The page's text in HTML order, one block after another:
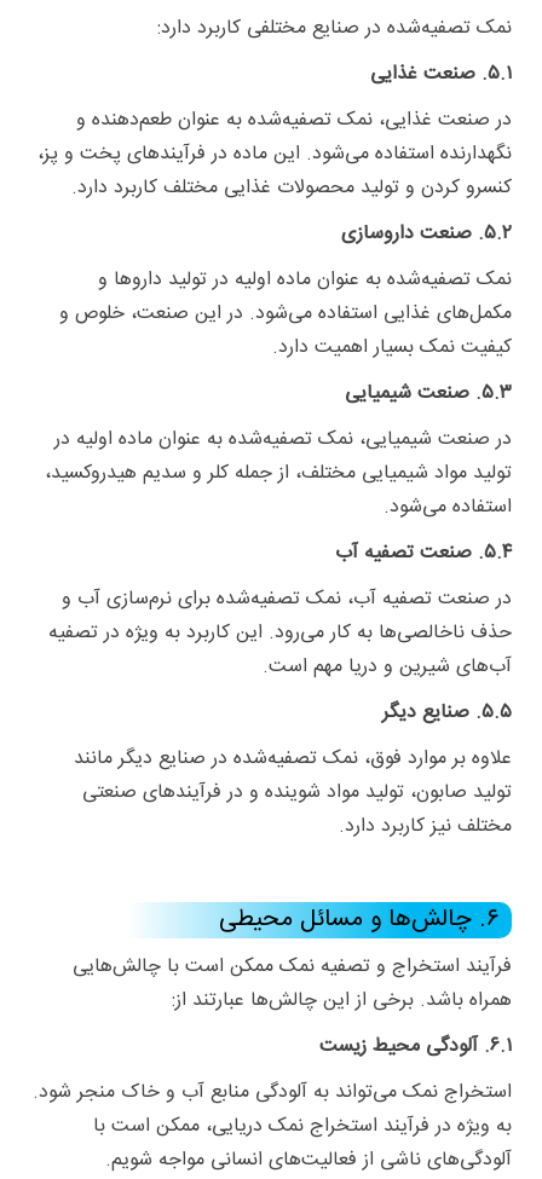
نمک تصفیه‌شده در صنایع مختلفی کاربرد دارد:
۵.۱. صنعت غذایی
در صنعت غذایی، نمک تصفیه‌شده به عنوان طعم‌دهنده و
نگهدارنده استفاده می‌شود. این ماده در فرآیندهای پخت و پز،
کنسرو کردن و تولید محصولات غذایی مختلف کاربرد دارد.
۵.۲. صنعت داروسازی
نمک تصفیه‌شده به عنوان ماده اولیه در تولید داروها و
مکمل‌های غذایی استفاده می‌شود. در این صنعت، خلوص و
کیفیت نمک بسیار اهمیت دارد.
۵.۳. صنعت شیمیایی
در صنعت شیمیایی، نمک تصفیه‌شده به عنوان ماده اولیه در
تولید مواد شیمیایی مختلف، از جمله کلر و سدیم هیدروکسید،
استفاده می‌شود.
۵.۴. صنعت تصفیه آب
در صنعت تصفیه آب، نمک تصفیه‌شده برای نرم‌سازی آب و
حذف ناخالصی‌ها به کار می‌رود. این کاربرد به ویژه در تصفیه
آب‌های شیرین و دریا مهم است.
۵.۵. صنایع دیگر
علاوه بر موارد فوق، نمک تصفیه‌شده در صنایع دیگر مانند
تولید صابون، تولید مواد شوینده و در فرآیندهای صنعتی
مختلف نیز کاربرد دارد.
۶. چالش‌ها و مسائل محیطی
فرآیند استخراج و تصفیه نمک ممکن است با چالش‌هایی
همراه باشد. برخی از این چالش‌ها عبارتند از:
۶.۱. آلودگی محیط زیست
استخراج نمک می‌تواند به آلودگی منابع آب و خاک منجر شود.
به ویژه در فرآیند استخراج نمک دریایی، ممکن است با
آلودگی‌های ناشی از فعالیت‌های انسانی مواجه شویم.